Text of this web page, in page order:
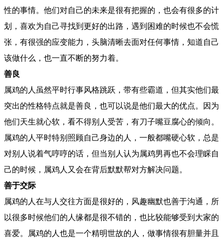
性的事情。他们对自己的未来是很有把握的，也会有很多的计
划，喜欢为自己寻找到更好的出路，遇到困难的时候也不会慌
张，有很强的应变能力，头脑清晰去面对任何事情，知道自己
该做什么，也一直不断的努力着。
善良
属鸡的人虽然平时行事风格跳跃，带有些霸道，但其实他们最
突出的性格特点就是善良，也可以说是他们最大的优点。因为
他们天生就心软，看不得别人受苦，有刀子嘴豆腐心的倾向。
属鸡的人平时特别照顾自己身边的人，一般都嘴硬心软，总是
对别人说着气哼哼的话，但当别人认为属鸡男再也不会理睬自
己的时候，属鸡人又会在背后默默帮对方解决问题。
善于交际
属鸡的人在与人交往方面是很好的，风趣幽默也善于沟通，所
以很多时候他们的人缘都是很不错的，也比较能够受到大家的
喜爱。属鸡的人也是一个精明世故的人，做事情很有胆量并且